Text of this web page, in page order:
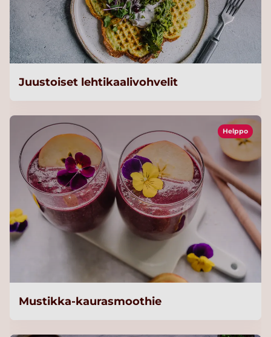
Juustoiset lehtikaalivohvelit
Helppo
Mustikka-kaurasmoothie